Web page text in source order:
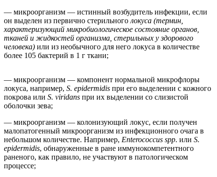
— микроорганизм — истинный возбудитель инфекции, если
он выделен из первично стерильного локуса (термин,
характеризующий микробиологическое состояние органов,
тканей и жидкостей организма, стерильных у здорового
человека) или из необычного для него локуса в количестве
более 105 бактерий в 1 г ткани;
— микроорганизм — компонент нормальной микрофлоры
локуса, например, S. epidermidis при его выделении с кожного
покрова или S. viridans при их выделении со слизистой
оболочки зева;
— микроорганизм — колонизующий локус, если получен
малопатогенный микроорганизм из инфекционного очага в
небольшом количестве. Например, Enterococcus spp. или S.
epidermidis, обнаруженные в ране иммунокомпетентного
раненого, как правило, не участвуют в патологическом
процессе;